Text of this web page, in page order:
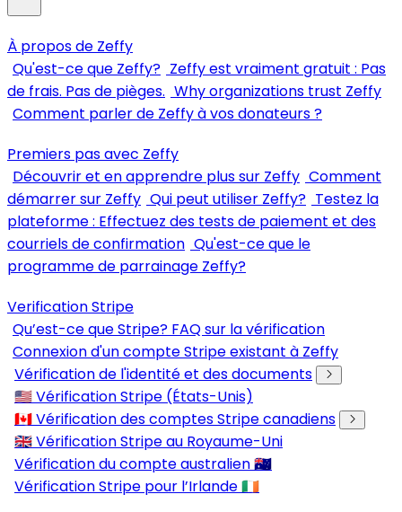
À propos de Zeffy
Qu'est-ce que Zeffy? Zeffy est vraiment gratuit : Pas
de frais. Pas de pièges. Why organizations trust Zeffy
Comment parler de Zeffy à vos donateurs ?
Premiers pas avec Zeffy
Découvrir et en apprendre plus sur Zeffy Comment
démarrer sur Zeffy Qui peut utiliser Zeffy? Testez la
plateforme : Effectuez des tests de paiement et des
courriels de confirmation Qu'est-ce que le
programme de parrainage Zeffy?
Verification Stripe
Qu’est-ce que Stripe? FAQ sur la vérification
Connexion d'un compte Stripe existant à Zeffy
Vérification de l'identité et des documents
🇺🇸 Vérification Stripe (États-Unis)
🇨🇦 Vérification des comptes Stripe canadiens
🇬🇧 Vérification Stripe au Royaume-Uni
Vérification du compte australien 🇦🇺
Vérification Stripe pour l’Irlande 🇮🇪